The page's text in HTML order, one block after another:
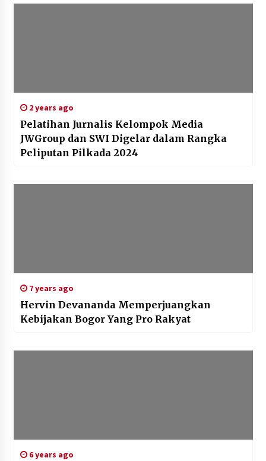
2 years ago
Pelatihan Jurnalis Kelompok Media
JWGroup dan SWI Digelar dalam Rangka
Peliputan Pilkada 2024
7 years ago
Hervin Devananda Memperjuangkan
Kebijakan Bogor Yang Pro Rakyat
6 years ago